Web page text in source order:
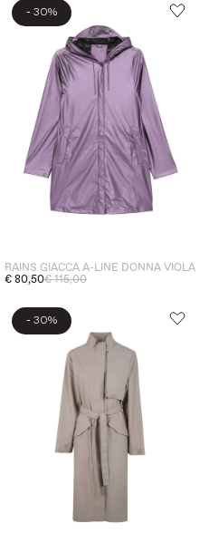
- 30%
RAINS GIACCA A-LINE DONNA VIOLA
€ 80,50€ 115,00
- 30%